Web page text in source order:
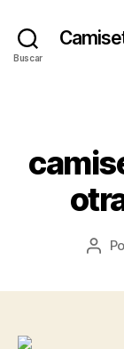
Buscar